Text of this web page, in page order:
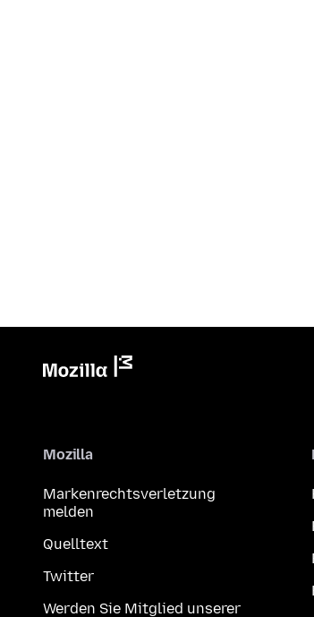
Mozilla
Markenrechtsverletzung
melden
Quelltext
Twitter
Werden Sie Mitglied unserer